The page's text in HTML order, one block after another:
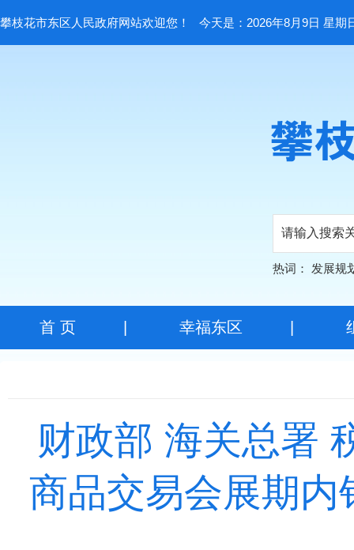
攀枝花市东区人民政府网站欢迎您！ 今天是：2026年8月9日 星期
热词： 发展规
首 页| 幸福东区
财政部 海关总署
商品交易会展期